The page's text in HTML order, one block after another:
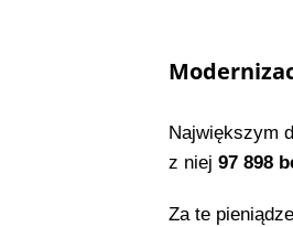
Największym
z niej 97 898
Za te